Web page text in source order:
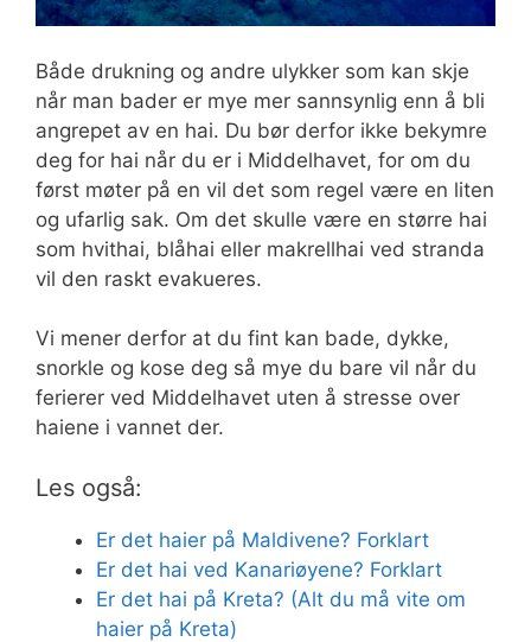
Både drukning og andre ulykker som kan skje
når man bader er mye mer sannsynlig enn å bli
angrepet av en hai. Du bør derfor ikke bekymre
deg for hai når du er i Middelhavet, for om du
først møter på en vil det som regel være en liten
og ufarlig sak. Om det skulle være en større hai
som hvithai, blåhai eller makrellhai ved stranda
vil den raskt evakueres.
Vi mener derfor at du fint kan bade, dykke,
snorkle og kose deg så mye du bare vil når du
ferierer ved Middelhavet uten å stresse over
haiene i vannet der.
Les også:
Er det haier på Maldivene? Forklart
Er det hai ved Kanariøyene? Forklart
Er det hai på Kreta? (Alt du må vite om
haier på Kreta)